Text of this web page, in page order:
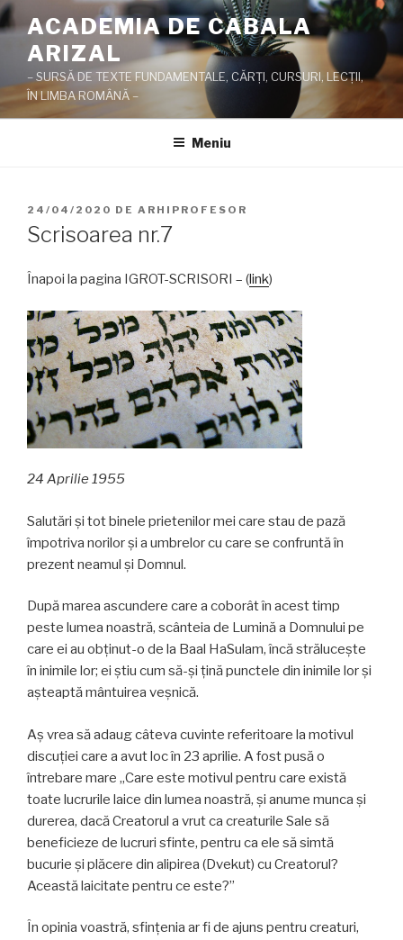
Sari
la
conținut
ACADEMIA DE CABALA
ARIZAL
– SURSĂ DE TEXTE FUNDAMENTALE, CĂRŢI, CURSURI, LECŢII,
ÎN LIMBA ROMÂNĂ –
Meniu
PUBLICAT
PE
24/04/2020 DE ARHIPROFESOR
Scrisoarea nr.7
Înapoi la pagina IGROT-SCRISORI – (link)
24 Aprilie 1955
Salutări și tot binele prietenilor mei care stau de pază
împotriva norilor și a umbrelor cu care se confruntă în
prezent neamul și Domnul.
După marea ascundere care a coborât în acest timp
peste lumea noastră, scânteia de Lumină a Domnului pe
care ei au obținut-o de la Baal HaSulam, încă strălucește
în inimile lor; ei știu cum să-și țină punctele din inimile lor și
așteaptă mântuirea veșnică.
Aș vrea să adaug câteva cuvinte referitoare la motivul
discuției care a avut loc în 23 aprilie. A fost pusă o
întrebare mare „Care este motivul pentru care există
toate lucrurile laice din lumea noastră, și anume munca și
durerea, dacă Creatorul a vrut ca creaturile Sale să
beneficieze de lucruri sfinte, pentru ca ele să simtă
bucurie și plăcere din alipirea (Dvekut) cu Creatorul?
Această laicitate pentru ce este?”
În opinia voastră, sfinţenia ar fi de ajuns pentru creaturi,